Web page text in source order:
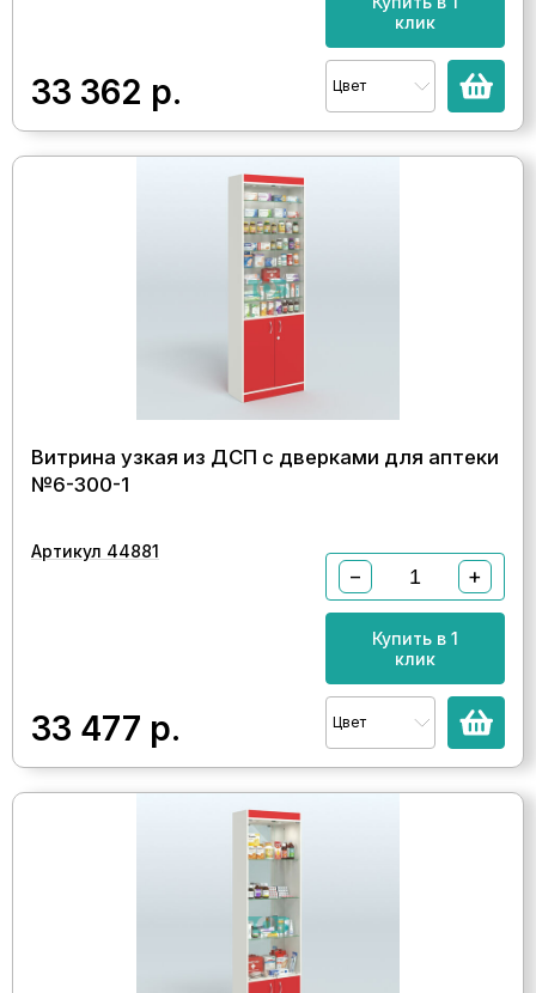
33 362 р.
клик
Цвет
Витрина узкая из ДСП с дверками для аптеки
№6-300-1
Артикул 44881
33 477 р.
− +
Купить в 1
клик
Цвет